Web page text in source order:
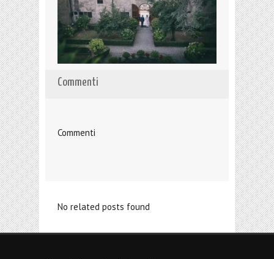
Commenti
Commenti
No related posts found